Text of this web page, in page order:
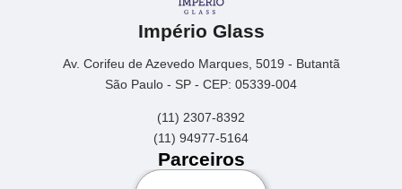
Império Glass
Av. Corifeu de Azevedo Marques, 5019 - Butantã
São Paulo - SP - CEP: 05339-004
(11) 2307-8392
(11) 94977-5164
Parceiros